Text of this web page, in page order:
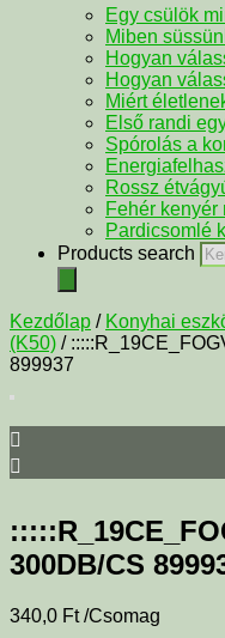
Egy csülök
Miben
Hogyan
Hogyan
Miért
Első randi
Spórolás a
Rossz
Fehér kenyér
Pardicsomlé
Products search
Kezdőlap / Konyhai
(K50) /
899937
300DB/CS
340,0 Ft /Csomag